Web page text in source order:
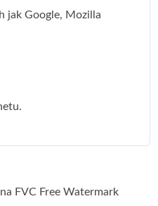
jak Google, Mozilla
FVC Free Watermark